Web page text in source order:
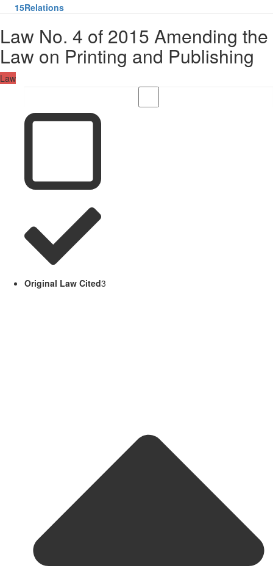
15Relations
Law No. 4 of 2015 Amending the
Law on Printing and Publishing
Law
Original Law Cited3